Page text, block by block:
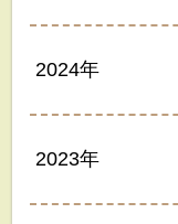
2024年
2023年